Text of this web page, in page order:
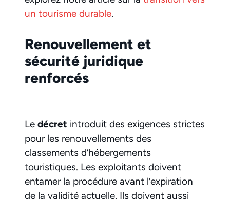
un tourisme durable.
Renouvellement et
sécurité juridique
renforcés
Le décret introduit des exigences strictes
pour les renouvellements des
classements d’hébergements
touristiques. Les exploitants doivent
entamer la procédure avant l’expiration
de la validité actuelle. Ils doivent aussi